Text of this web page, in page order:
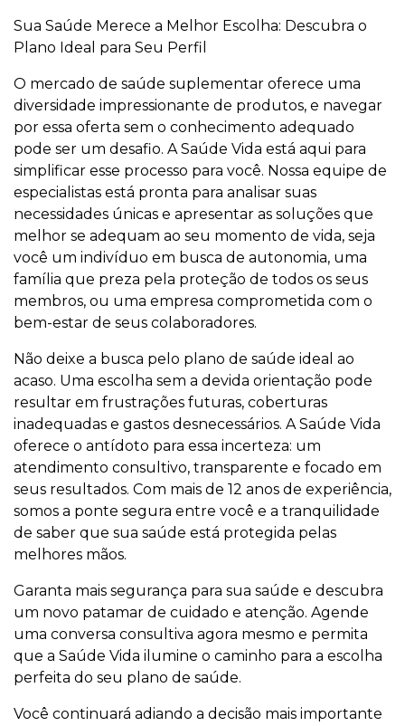
Sua Saúde Merece a Melhor Escolha: Descubra o
Plano Ideal para Seu Perfil
O mercado de saúde suplementar oferece uma
diversidade impressionante de produtos, e navegar
por essa oferta sem o conhecimento adequado
pode ser um desafio. A Saúde Vida está aqui para
simplificar esse processo para você. Nossa equipe de
especialistas está pronta para analisar suas
necessidades únicas e apresentar as soluções que
melhor se adequam ao seu momento de vida, seja
você um indivíduo em busca de autonomia, uma
família que preza pela proteção de todos os seus
membros, ou uma empresa comprometida com o
bem-estar de seus colaboradores.
Não deixe a busca pelo plano de saúde ideal ao
acaso. Uma escolha sem a devida orientação pode
resultar em frustrações futuras, coberturas
inadequadas e gastos desnecessários. A Saúde Vida
oferece o antídoto para essa incerteza: um
atendimento consultivo, transparente e focado em
seus resultados. Com mais de 12 anos de experiência,
somos a ponte segura entre você e a tranquilidade
de saber que sua saúde está protegida pelas
melhores mãos.
Garanta mais segurança para sua saúde e descubra
um novo patamar de cuidado e atenção. Agende
uma conversa consultiva agora mesmo e permita
que a Saúde Vida ilumine o caminho para a escolha
perfeita do seu plano de saúde.
Você continuará adiando a decisão mais importante